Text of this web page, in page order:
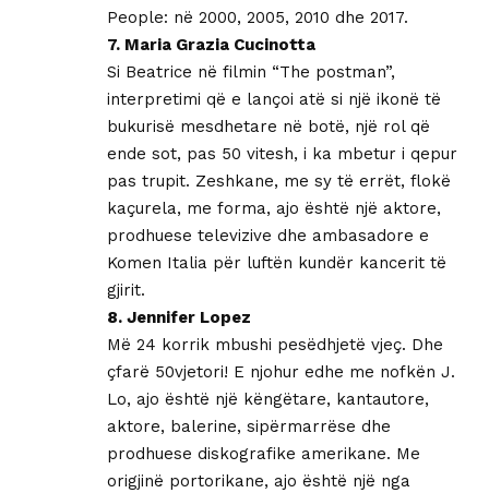
People: në 2000, 2005, 2010 dhe 2017.
7. Maria Grazia Cucinotta
Si Beatrice në filmin “The postman”,
interpretimi që e lançoi atë si një ikonë të
bukurisë mesdhetare në botë, një rol që
ende sot, pas 50 vitesh, i ka mbetur i qepur
pas trupit. Zeshkane, me sy të errët, flokë
kaçurela, me forma, ajo është një aktore,
prodhuese televizive dhe ambasadore e
Komen Italia për luftën kundër kancerit të
gjirit.
8. Jennifer Lopez
Më 24 korrik mbushi pesëdhjetë vjeç. Dhe
çfarë 50vjetori! E njohur edhe me nofkën J.
Lo, ajo është një këngëtare, kantautore,
aktore, balerine, sipërmarrëse dhe
prodhuese diskografike amerikane. Me
origjinë portorikane, ajo është një nga